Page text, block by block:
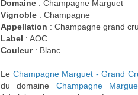
Domaine : Champagne Marguet
Vignoble : Champagne
Appellation : Champagne grand
Label : AOC
Couleur: Blanc
Le Champagne Marguet - Grand
du domaine Champagne